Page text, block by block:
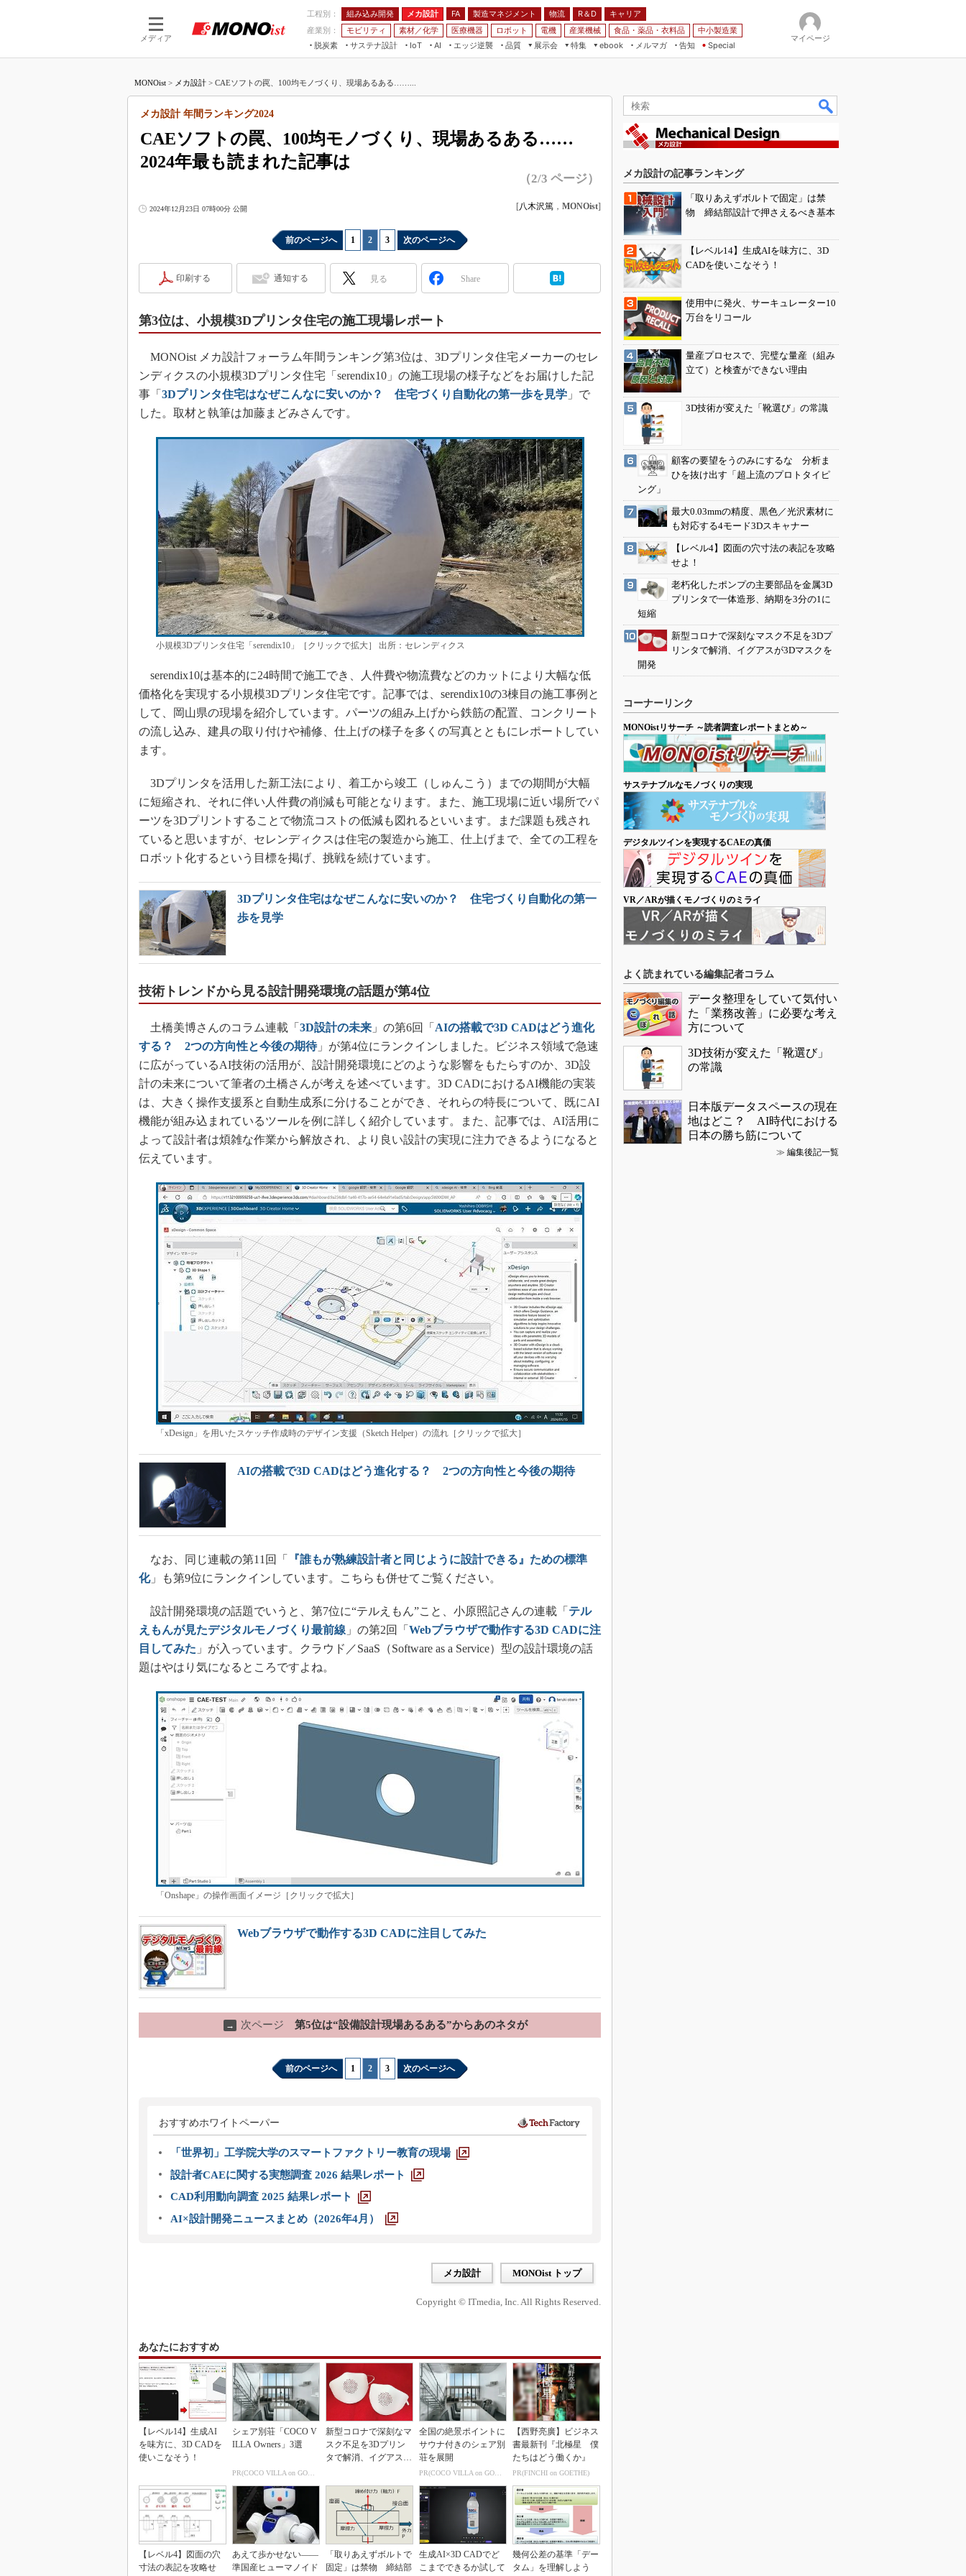
メディア
工程別： 組み込み開発 メカ設計 FA 製造マネジメント 物流 R＆D
キャリア
産業別：
モビリティ 素材／化学 医療機器 ロボット 電機 産業機械 食品・薬品・衣料品
中小製造業
脱炭素
サステナ設計
IoT
つながる工場
AI
AI×設備保全
エッジ逆襲 品質
展示会
JIMTOF
IIFES
スマート工場EXPO
日本ものづくりワールド
AUTOMOTIVE WORLD
産業オープンネット展
特集
VR／AR
フィールドサービス
Windows Embedded
ISO26262
3Dプリンタ
デジタルツインとCAE
S＆OP
インダストリー4.0
製造業ビッグデータ
メイドインジャパン
植物工場
知財マネジメント
海外生産
グローバル設計・開発
制御セキュリティ
新型コロナへの対応
ebook
FA
モビリティ
メルマガ
告知 Special
マイページ
MONOist > メカ設計 > CAEソフトの罠、100均モノづくり、現場あるある……...
CAEソフトの罠、100均モノづくり、現場あるある……
2024年最も読まれた記事は
メカ設計 年間ランキング2024
（2/3 ページ）
2024年12月23日 07時00分 公開 [八木沢篤 ， MONOist]
前のページへ 1 2 3 次のページへ
印刷する 通知する 見る Share
第3位は、小規模3Dプリンタ住宅の施工現場レポート
MONOist メカ設計フォーラム年間ランキング第3位は、3Dプリンタ住宅メーカーのセレ
ンディクスの小規模3Dプリンタ住宅「serendix10」の施工現場の様子などをお届けした記
事「 3Dプリンタ住宅はなぜこんなに安いのか？ 住宅づくり自動化の第一歩を見学 」で
した。取材と執筆は加藤まどみさんです。
小規模3Dプリンタ住宅「serendix10」［クリックで拡大］ 出所：セレンディクス
serendix10は基本的に24時間で施工でき、人件費や物流費などのカットにより大幅な低
価格化を実現する小規模3Dプリンタ住宅です。記事では、serendix10の3棟目の施工事例と
して、岡山県の現場を紹介しています。パーツの組み上げから鉄筋の配置、コンクリート
の流し込み、建具の取り付けや補修、仕上げの様子を多くの写真とともにレポートしてい
ます。
3Dプリンタを活用した新工法により、着工から竣工（しゅんこう）までの期間が大幅
に短縮され、それに伴い人件費の削減も可能となります。また、施工現場に近い場所でパ
ーツを3Dプリントすることで物流コストの低減も図れるといいます。まだ課題も残され
ていると思いますが、セレンディクスは住宅の製造から施工、仕上げまで、全ての工程を
ロボット化するという目標を掲げ、挑戦を続けています。
3Dプリンタ住宅はなぜこんなに安いのか？ 住宅づくり自動化の第一
歩を見学
技術トレンドから見る設計開発環境の話題が第4位
土橋美博さんのコラム連載「 3D設計の未来 」の第6回「 AIの搭載で3D CADはどう進化
する？ 2つの方向性と今後の期待」が第4位にランクインしました。ビジネス領域で急速
に広がっているAI技術の活用が、設計開発環境にどのような影響をもたらすのか、3D設
計の未来について筆者の土橋さんが考えを述べています。3D CADにおけるAI機能の実装
は、大きく操作支援系と自動生成系に分けることができ、それらの特長について、既にAI
機能が組み込まれているツールを例に詳しく紹介しています。また、記事では、AI活用に
よって設計者は煩雑な作業から解放され、より良い設計の実現に注力できるようになると
伝えています。
「xDesign」を用いたスケッチ作成時のデザイン支援（Sketch Helper）の流れ［クリックで拡大］
AIの搭載で3D CADはどう進化する？ 2つの方向性と今後の期待
なお、同じ連載の第11回「
『誰もが熟練設計者と同じように設計できる』ための標準
化」も第9位にランクインしています。こちらも併せてご覧ください。
設計開発環境の話題でいうと、第7位に“テルえもん”こと、小原照記さんの連載「 テル
えもんが見たデジタルモノづくり最前線 」の第2回「 Webブラウザで動作する3D CADに注
目してみた 」が入っています。クラウド／SaaS（Software as a Service）型の設計環境の話
題はやはり気になるところですよね。
「Onshape」の操作画面イメージ［クリックで拡大］
Webブラウザで動作する3D CADに注目してみた
→ 次ページ 第5位は“設備設計現場あるある”からあのネタが
前のページへ 1 2 3 次のページへ
おすすめホワイトペーパー
「世界初」工学院大学のスマートファクトリー教育の現場
設計者CAEに関する実態調査 2026 結果レポート
CAD利用動向調査 2025 結果レポート
AI×設計開発ニュースまとめ（2026年4月）
メカ設計 MONOist トップ
Copyright © ITmedia, Inc. All Rights Reserved.
あなたにおすすめ
【レベル14】生成AI
を味方に、3D CADを
使いこなそう！
シェア別荘「COCO V
ILLA Owners」3選
PR(COCO VILLA on GOETHE)
新型コロナで深刻なマ
スク不足を3Dプリン
タで解消、イグアスが
全国の絶景ポイントに
サウナ付きのシェア別
荘を展開
PR(COCO VILLA on GOETHE)
【西野亮廣】ビジネス
書最新刊『北極星 僕
たちはどう働くか』
PR(FINCHI on GOETHE)
【レベル4】図面の穴
寸法の表記を攻略せ
あえて歩かせない――
準国産ヒューマノイド
「取りあえずボルトで
固定」は禁物 締結部
生成AI×3D CADでど
こまでできるか試して
幾何公差の基準「デー
タム」を理解しよう
メカ設計の記事ランキング
「取りあえずボルトで固定」は禁
物 締結部設計で押さえるべき基本
【レベル14】生成AIを味方に、3D
CADを使いこなそう！
使用中に発火、サーキュレーター10
万台をリコール
量産プロセスで、完璧な量産（組み
立て）と検査ができない理由
3D技術が変えた「靴選び」の常識
顧客の要望をうのみにするな 分析ま
ひを抜け出す「超上流のプロトタイピ
ング」
最大0.03mmの精度、黒色／光沢素材に
も対応する4モード3Dスキャナー
【レベル4】図面の穴寸法の表記を攻略
せよ！
老朽化したポンプの主要部品を金属3D
プリンタで一体造形、納期を3分の1に
短縮
新型コロナで深刻なマスク不足を3Dプ
リンタで解消、イグアスが3Dマスクを
開発
コーナーリンク
MONOistリサーチ ～読者調査レポートまとめ～
サステナブルなモノづくりの実現
デジタルツインを実現するCAEの真価
VR／ARが描くモノづくりのミライ
よく読まれている編集記者コラム
データ整理をしていて気付い
た「業務改善」に必要な考え
方について
3D技術が変えた「靴選び」
の常識
日本版データスペースの現在
地はどこ？ AI時代における
日本の勝ち筋について
≫ 編集後記一覧